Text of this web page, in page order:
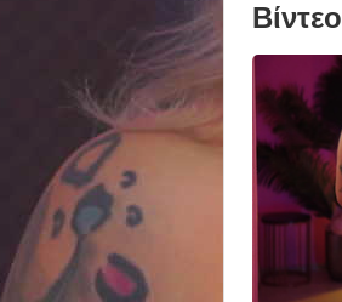
Βίντεο